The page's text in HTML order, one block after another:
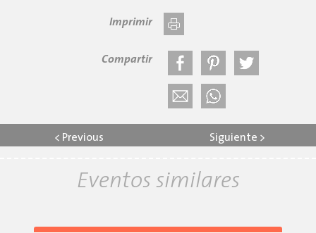
Imprimir
Compartir
< Previous Siguiente >
Eventos similares